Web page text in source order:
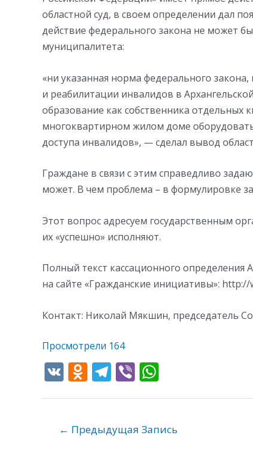
областной суд, в своем определении дал
действие федерального закона не может
муниципалитета:
«ни указанная норма федерального
и реабилитации инвалидов в
образование как собственника отдельных
многоквартирном жилом доме
доступа инвалидов», — сделал вывод
Граждане в связи с этим справедливо
может. В чем проблема – в формулировке
Этот вопрос адресуем государственным
их «успешно» исполняют.
Полный текст кассационного определения
на сайте «Гражданские инициативы»:
Контакт: Николай Мякшин, председатель
Просмотрели 164
V
K
O
d
o
T
el
gr
Vi
b
s
← Предыдущая Запись